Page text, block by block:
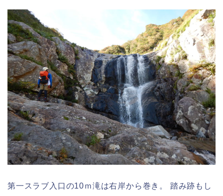
第一スラブ入口の10ｍ滝は右岸から巻き。 踏み跡もし